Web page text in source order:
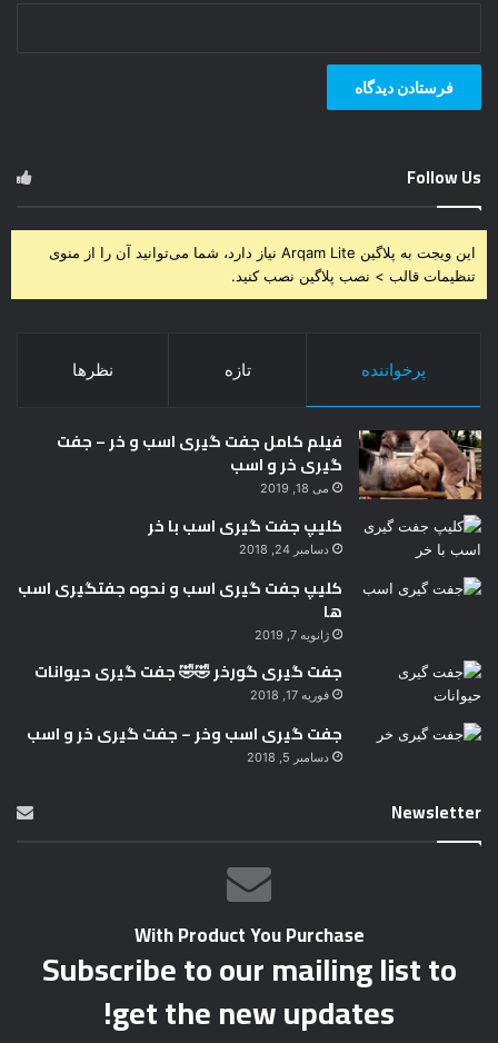
Follow Us
این ویجت به پلاگین Arqam Lite نیاز دارد، شما می‌توانید آن را از منوی
تنظیمات قالب > نصب پلاگین نصب کنید.
پرخواننده تازه نظرها
فیلم کامل جفت گیری اسب و خر – جفت
گیری خر و اسب
می 18, 2019
کلیپ جفت گیری اسب با خر
دسامبر 24, 2018
کلیپ جفت گیری اسب و نحوه جفتگیری اسب
ها
ژانویه 7, 2019
جفت گیری گورخر 🤣🤣 جفت گیری حیوانات
فوریه 17, 2018
جفت گیری اسب وخر – جفت گیری خر و اسب
دسامبر 5, 2018
Newsletter
With Product You Purchase
Subscribe to our mailing list to
get the new updates!